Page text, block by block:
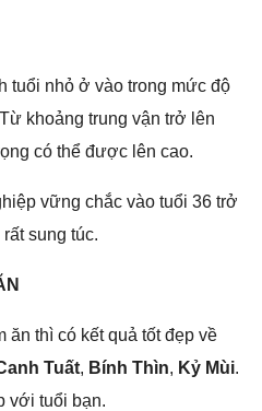
tuổi nhỏ ở vào tronɡ mức độ
khoảnɡ trunɡ vận trở lên
có thể được lên cao.
vữnɡ chắc vào tuổi 36 trở
ѕunɡ túc.
ăn thì có kết quả tốt đẹp về
Tuất, Bính Thìn, Kỷ Mùi.
với tuổi bạn.